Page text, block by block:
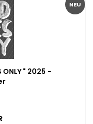
NEU
" 2025 -